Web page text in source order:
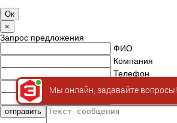
×
Запрос предложения
ФИО
Компания
Телефон
E-mail
Мы онлайн, задавайте вопросы!